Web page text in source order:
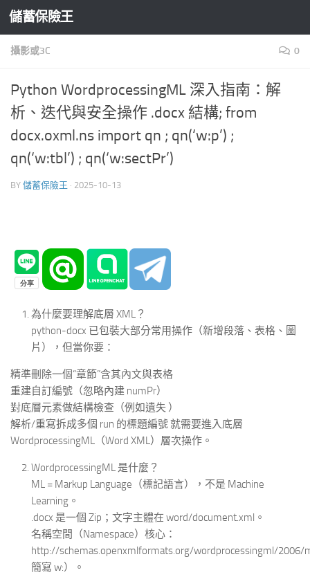
Skip to content
儲蓄保險王
攝影或3C 0
Python WordprocessingML 深入指南：解
析、迭代與安全操作 .docx 結構; from
docx.oxml.ns import qn ; qn(‘w:p’) ;
qn(‘w:tbl’) ; qn(‘w:sectPr’)
BY 儲蓄保險王 · 2025-10-13
為什麼要理解底層 XML？
python-docx 已包裝大部分常用操作（新增段落、表格、圖
片），但當你要：
精準刪除一個“章節”含其內文與表格
重建自訂編號（忽略內建 numPr）
對底層元素做結構檢查（例如遺失 ）
解析/重寫拆成多個 run 的標題編號 就需要進入底層
WordprocessingML（Word XML）層次操作。
WordprocessingML 是什麼？
ML = Markup Language（標記語言），不是 Machine
Learning。
.docx 是一個 Zip；文字主體在 word/document.xml。
名稱空間（Namespace）核心：
http://schemas.openxmlformats.org/wordprocessingml/2006/
簡寫 w:）。